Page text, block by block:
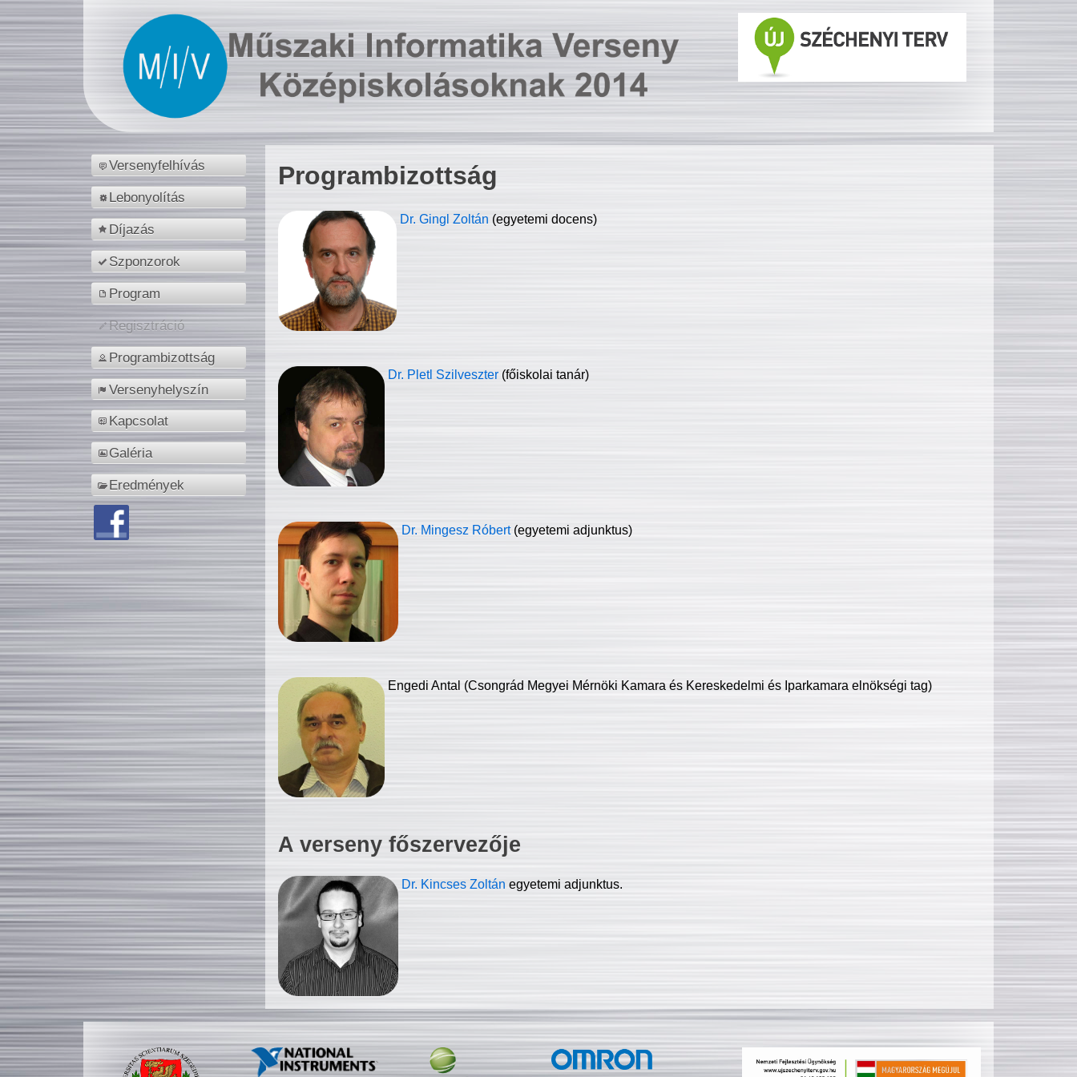
Versenyfelhívás
Lebonyolítás
Díjazás
Szponzorok
Program
Regisztráció
Programbizottság
Versenyhelyszín
Kapcsolat
Galéria
Eredmények
Programbizottság
Dr. Gingl Zoltán (egyetemi docens)
Dr. Pletl Szilveszter (főiskolai tanár)
Dr. Mingesz Róbert (egyetemi adjunktus)
Engedi Antal (Csongrád Megyei Mérnöki Kamara és Kereskedelmi és Iparkamara elnökségi tag)
A verseny főszervezője
Dr. Kincses Zoltán egyetemi adjunktus.